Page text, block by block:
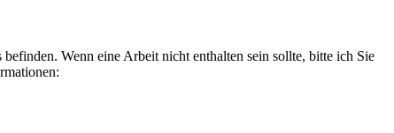
Wenn eine Arbeit nicht enthalten sein sollte, bitte ich Sie